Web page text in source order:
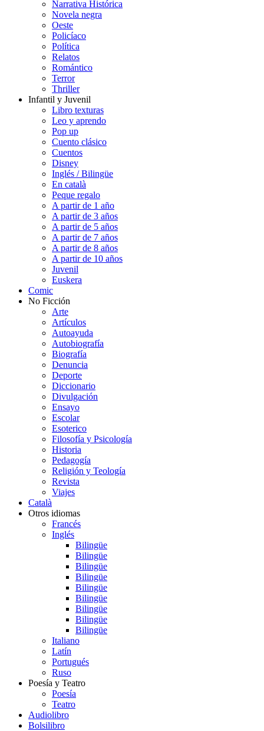
Narrativa Histórica
Novela negra
Oeste
Policíaco
Política
Relatos
Romántico
Terror
Thriller
Infantil y Juvenil
Libro texturas
Leo y aprendo
Pop up
Cuento clásico
Cuentos
Disney
Inglés / Bilingüe
En català
Peque regalo
A partir de 1 año
A partir de 3 años
A partir de 5 años
A partir de 7 años
A partir de 8 años
A partir de 10 años
Juvenil
Euskera
Comic
No Ficción
Arte
Artículos
Autoayuda
Autobiografía
Biografía
Denuncia
Deporte
Diccionario
Divulgación
Ensayo
Escolar
Esoterico
Filosofía y Psicología
Historia
Pedagogía
Religión y Teología
Revista
Viajes
Català
Otros idiomas
Francés
Inglés
Bilingüe
Bilingüe
Bilingüe
Bilingüe
Bilingüe
Bilingüe
Bilingüe
Bilingüe
Bilingüe
Italiano
Latín
Portugués
Ruso
Poesía y Teatro
Poesía
Teatro
Audiolibro
Bolsilibro